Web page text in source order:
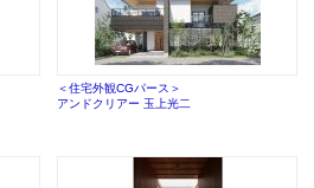
＜住宅外観CGパース＞
アンドクリアー 玉上光二